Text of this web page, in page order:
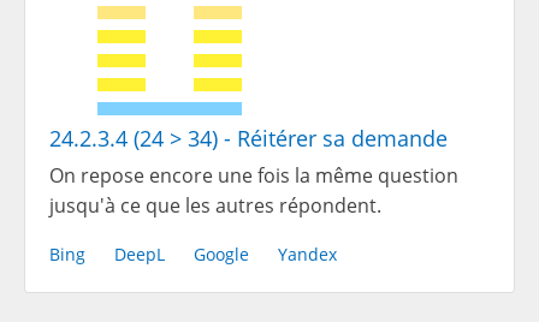
24.2.3.4 (24 > 34) - Réitérer sa demande
On repose encore une fois la même question
jusqu'à ce que les autres répondent.
Bing DeepL Google Yandex